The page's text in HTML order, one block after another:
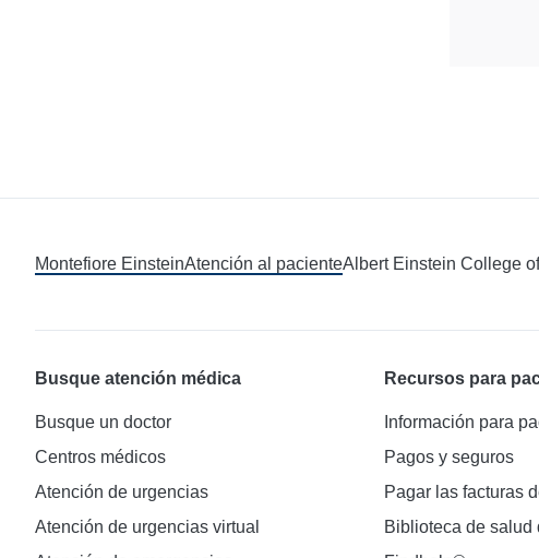
Montefiore EinsteinAtención al pacienteAlbert Einstein College
Busque atención médica
Busque un doctor
Centros médicos
Atención de urgencias
Atención de urgencias virtual
Recursos para
Información para
Pagos y seguros
Pagar las facturas
Biblioteca de salud